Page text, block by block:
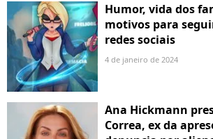
Humor, vida dos
motivos para
redes sociais
4 de janeiro de 2024
Ana Hickmann
Correa, ex da